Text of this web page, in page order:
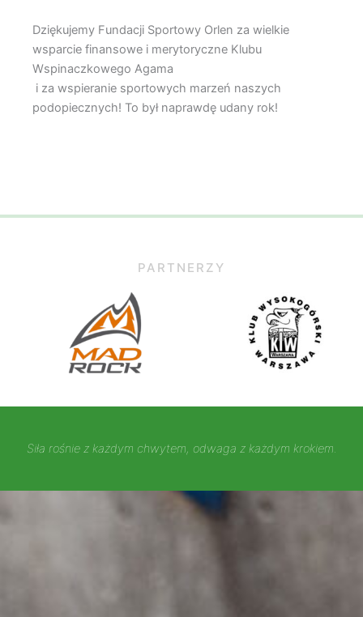
Dziękujemy Fundacji Sportowy Orlen za wielkie
wsparcie finansowe i merytoryczne Klubu
Wspinaczkowego Agama
i za wspieranie sportowych marzeń naszych
podopiecznych! To był naprawdę udany rok!
PARTNERZY
Siła rośnie z każdym chwytem, odwaga z każdym krokiem.